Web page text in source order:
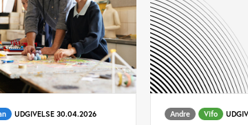
UDGIVELSE 30.04.2026 Andre Vifo